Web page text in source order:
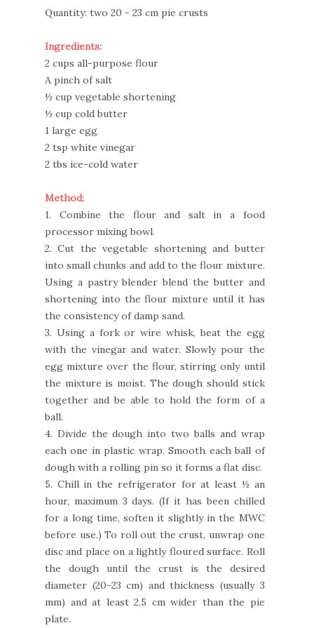
Quantity: two 20 - 23 cm pie crusts
Ingredients:
2 cups all-purpose flour
A pinch of salt
½ cup vegetable shortening
½ cup cold butter
1 large egg
2 tsp white vinegar
2 tbs ice-cold water
Method:
1. Combine the flour and salt in a food
processor mixing bowl.
2. Cut the vegetable shortening and butter
into small chunks and add to the flour mixture.
Using a pastry blender blend the butter and
shortening into the flour mixture until it has
the consistency of damp sand.
3. Using a fork or wire whisk, beat the egg
with the vinegar and water. Slowly pour the
egg mixture over the flour, stirring only until
the mixture is moist. The dough should stick
together and be able to hold the form of a
ball.
4. Divide the dough into two balls and wrap
each one in plastic wrap. Smooth each ball of
dough with a rolling pin so it forms a flat disc.
5. Chill in the refrigerator for at least ½ an
hour, maximum 3 days. (If it has been chilled
for a long time, soften it slightly in the MWC
before use.) To roll out the crust, unwrap one
disc and place on a lightly floured surface. Roll
the dough until the crust is the desired
diameter (20-23 cm) and thickness (usually 3
mm) and at least 2,5 cm wider than the pie
plate.